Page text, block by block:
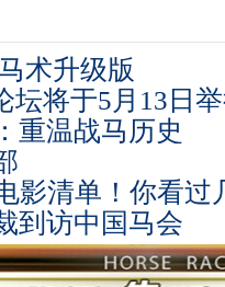
术升级版
坛将于5月13日
重温战马历史
影清单！你看过
到访中国马会